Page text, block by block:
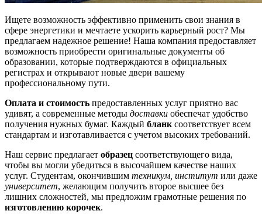
Ищете возможность эффективно применить свои знания в
сфере энергетики и мечтаете ускорить карьерный рост? Мы
предлагаем надежное решение! Наша компания предоставляет
возможность приобрести оригинальные документы об
образовании, которые подтверждаются в официальных
регистрах и открывают новые двери вашему
профессиональному пути.
Оплата и стоимость предоставленных услуг приятно вас
удивят, а современные методы доставки обеспечат удобство
получения нужных бумаг. Каждый бланк соответствует всем
стандартам и изготавливается с учетом высоких требований.
Наш сервис предлагает образец соответствующего вида,
чтобы вы могли убедиться в высочайшем качестве наших
услуг. Студентам, окончившим техникум, институт или даже
университет, желающим получить второе высшее без
лишних сложностей, мы предложим грамотные решения по
изготовлению корочек.